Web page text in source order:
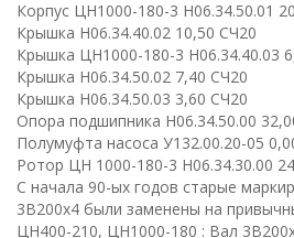
Корпус ЦН1000-180-3 Н06.34.50.01
Крышка Н06.34.40.02 10,50 СЧ20
Крышка ЦН1000-180-3 Н06.34.40.03
Крышка Н06.34.50.02 7,40 СЧ20
Крышка Н06.34.50.03 3,60 СЧ20
Опора подшипника Н06.34.50.00
Полумуфта насоса У132.00.20-05
Ротор ЦН 1000-180-3 Н06.34.30.00
С начала 90-ых годов старые
3В200х4 были заменены на
ЦН400-210, ЦН1000-180 : Вал